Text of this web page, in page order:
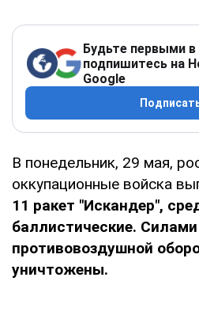
Будьте первыми в
подпишитесь на
Google
В понедельник, 29 мая,
оккупационные войска
11 ракет "Искандер",
баллистические.
противовоздушной
уничтожены.